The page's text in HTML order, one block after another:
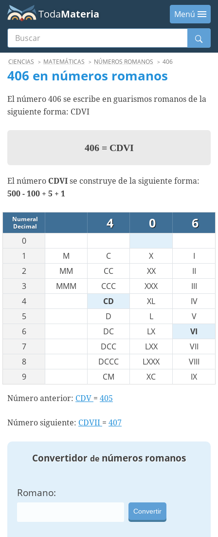
TodaMateria
Menú
Buscar
MenúCIENCIAS MATEMÁTICAS NÚMEROS ROMANOS 406
406 en números romanos
El número 406 se escribe en guarismos romanos de la
siguiente forma: CDVI
406 =CDVI
El número CDVI se construye de la siguiente forma:
500 - 100 + 5 + 1
Numeral
Decimal
4 0 6
0
1
M C X
I
2
MM CC XX
II
3
MMM CCC XXX
III
4
CD XL
IV
5
D L
V
6
DC LX
VI
7
DCC LXX
VII
8
DCCC LXXX
VIII
9
CM XC IX
Número anterior: CDV = 405
Número siguiente: CDVII = 407
Convertidor de números romanos
Romano:
Convertir